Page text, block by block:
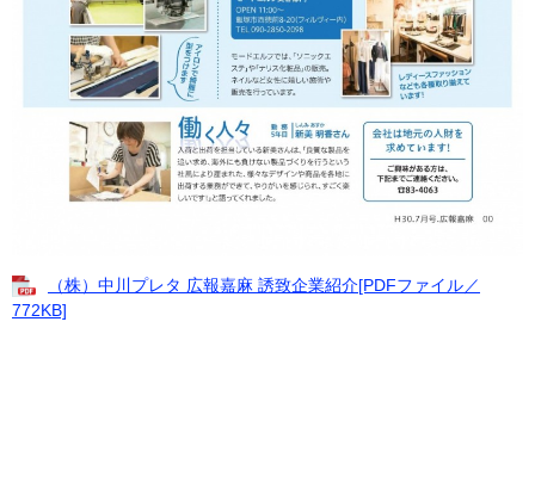
（株）中川プレタ 広報嘉麻 誘致企業紹介[PDFファイル／
772KB]